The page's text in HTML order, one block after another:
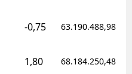
Zonguldak
-0,75 63.190.488,98
1,80 68.184.250,48